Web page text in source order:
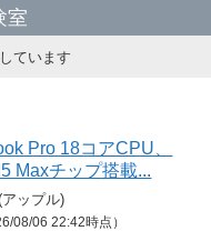
室
ています
Pro 18コアCPU、
Maxチップ搭載...
ップル)
08/06 22:42時点）